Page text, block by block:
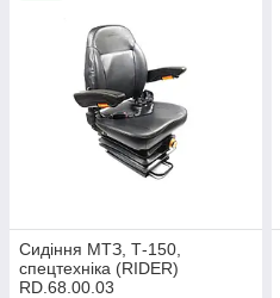
Сидіння МТЗ, Т-150,
спецтехніка (RIDER)
RD.68.00.03